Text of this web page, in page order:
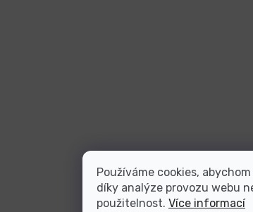
Používáme cookies,
díky analýze provozu webu
použitelnost. Více informací